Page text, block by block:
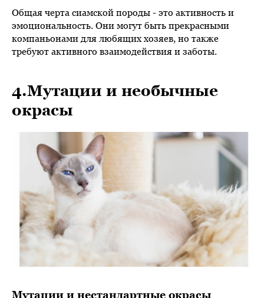
Общая черта сиамской породы - это активность и
эмоциональность. Они могут быть прекрасными
компаньонами для любящих хозяев, но также
требуют активного взаимодействия и заботы.
4.Мутации и необычные
окрасы
Мутации и нестандартные окрасы